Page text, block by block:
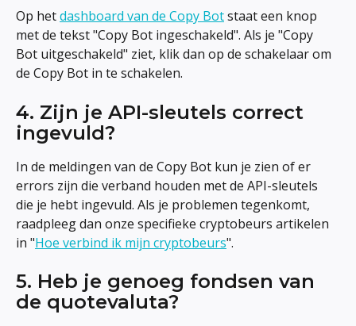
Op het dashboard van de Copy Bot staat een knop
met de tekst "Copy Bot ingeschakeld". Als je "Copy
Bot uitgeschakeld" ziet, klik dan op de schakelaar om
de Copy Bot in te schakelen.
4. Zijn je API-sleutels correct
ingevuld?
In de meldingen van de Copy Bot kun je zien of er
errors zijn die verband houden met de API-sleutels
die je hebt ingevuld. Als je problemen tegenkomt,
raadpleeg dan onze specifieke cryptobeurs artikelen
in "Hoe verbind ik mijn cryptobeurs".
5. Heb je genoeg fondsen van
de quotevaluta?